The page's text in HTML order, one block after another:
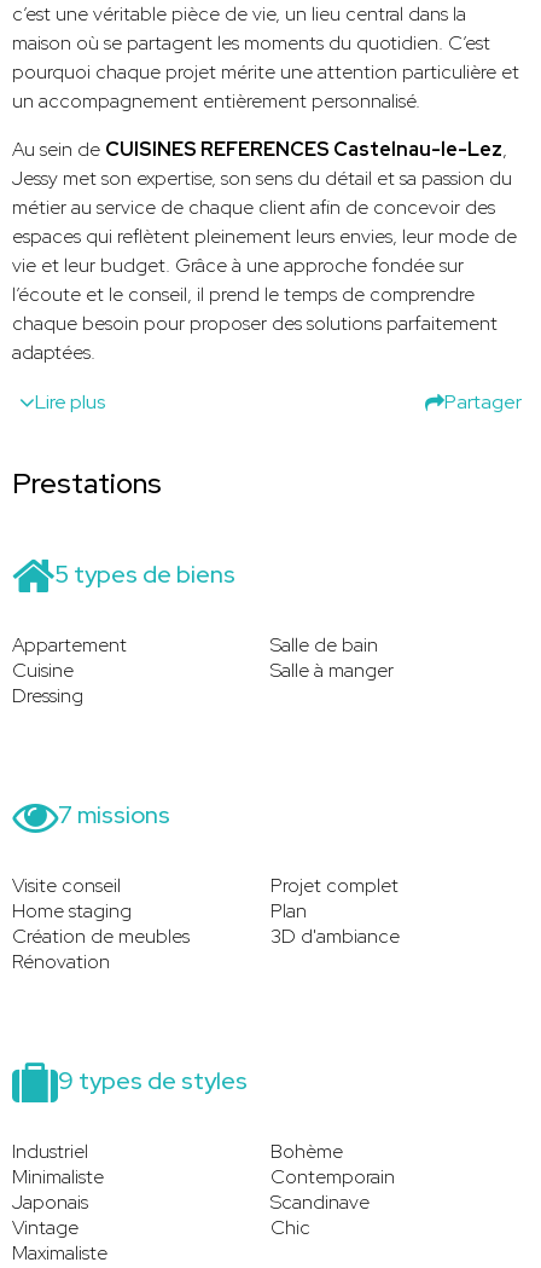
c’est une véritable pièce de vie, un lieu central dans la
maison où se partagent les moments du quotidien. C’est
pourquoi chaque projet mérite une attention particulière et
un accompagnement entièrement personnalisé.
Au sein de CUISINES REFERENCES Castelnau-le-Lez,
Jessy met son expertise, son sens du détail et sa passion du
métier au service de chaque client afin de concevoir des
espaces qui reflètent pleinement leurs envies, leur mode de
vie et leur budget. Grâce à une approche fondée sur
l’écoute et le conseil, il prend le temps de comprendre
chaque besoin pour proposer des solutions parfaitement
adaptées.
Lire plus
Partager
Prestations
5 types de biens
Appartement
Salle de bain
Cuisine
Salle à manger
Dressing
9 types de styles
Industriel
Bohème
Minimaliste
Contemporain
Japonais
Scandinave
Vintage
Chic
Maximaliste
7 missions
Visite conseil
Projet complet
Home staging
Plan
Création de meubles
3D d'ambiance
Rénovation